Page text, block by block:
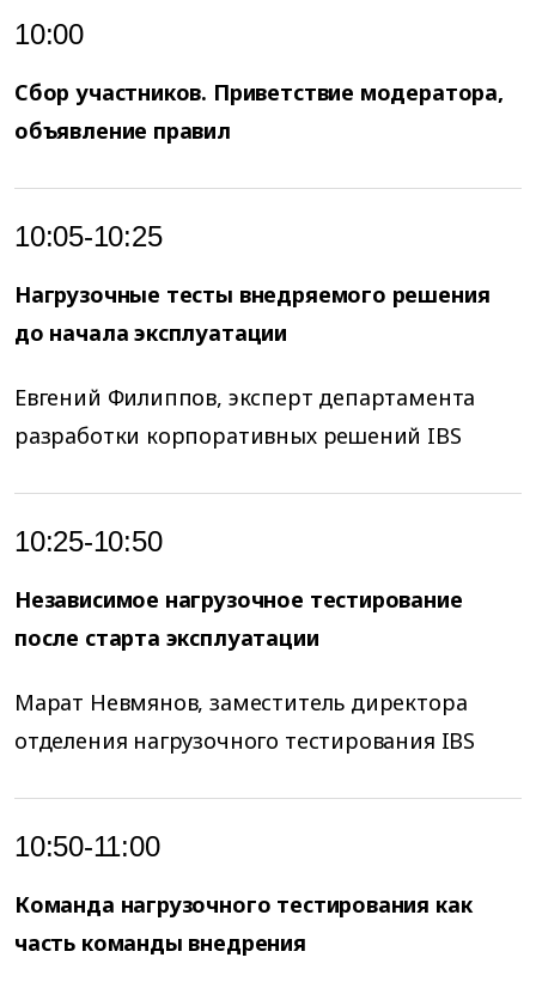
10:00
Сбор участников. Приветствие модератора,
объявление правил
10:05-10:25
Нагрузочные тесты внедряемого решения
до начала эксплуатации
Евгений Филиппов, эксперт департамента
разработки корпоративных решений IBS
10:25-10:50
Независимое нагрузочное тестирование
после старта эксплуатации
Марат Невмянов, заместитель директора
отделения нагрузочного тестирования IBS
10:50-11:00
Команда нагрузочного тестирования как
часть команды внедрения